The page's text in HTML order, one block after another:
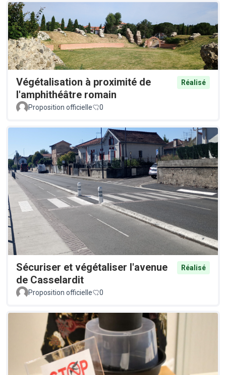
Végétalisation à proximité de
l'amphithéâtre romain
Réalisé
Proposition officielle 0
Sécuriser et végétaliser l'avenue
de Casselardit
Réalisé
Proposition officielle 0